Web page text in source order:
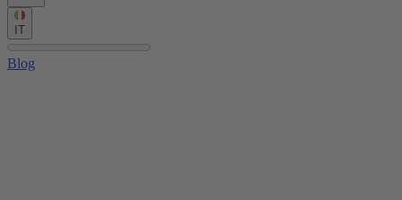
IT
Blog